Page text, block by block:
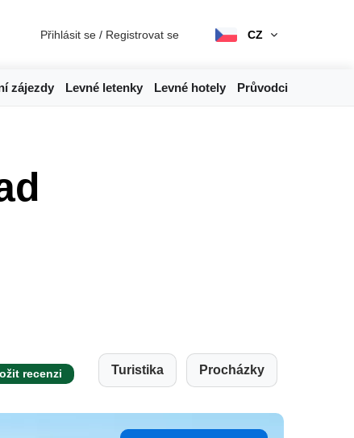
Přihlásit se / Registrovat se CZ
zájezdy Levné letenky Levné hotely Průvodci
recenzi Turistika Procházky